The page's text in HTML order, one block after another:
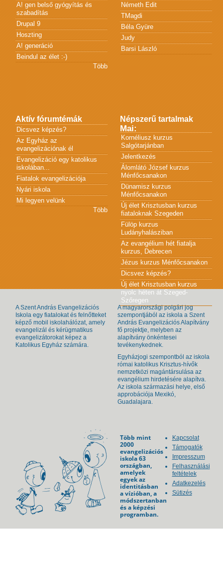
A! gen belső gyógyítás és
szabadítás
Drupal 9
Hoszting
A! generáció
Beindul az élet :-)
Több
Németh Edit
TMagdi
Béla Gyüre
Judy
Barsi László
Aktív fórumtémák
Dicsvez képzés?
Az Egyház az
evangelizációnak él
Evangelizáció egy katolikus
iskolában...
Fiatalok evangelizációja
Nyári iskola
Mi legyen velünk
Több
Népszerű tartalmak
Mai:
Kornéliusz kurzus
Salgótarjánban
Jelentkezés
Álomlátó József kurzus
Ménfőcsanakon
Dünamisz kurzus
Ménfőcsanakon
Új élet Krisztusban kurzus
fiataloknak Szegeden
Fülöp kurzus
Ludányhalásziban
Az evangélium hét fiatalja
kurzus, Debrecen
Jézus kurzus Ménfőcsanakon
Dicsvez képzés?
Új élet Krisztusban kurzus
nyolc héten át Szeged-
Szőregen
A Szent András Evangelizációs
Iskola egy fiatalokat és felnőtteket
képző mobil iskolahálózat, amely
evangelizál és kérügmatikus
evangelizátorokat képez a
Katolikus Egyház számára.
A magyarországi polgári jog
szempontjából az iskola a Szent
András Evangelizációs Alapítvány
fő projektje, melyben az
alapítvány önkéntesei
tevékenykednek.
Egyházjogi szempontból az iskola
római katolikus Krisztus-hívők
nemzetközi magántársulása az
evangélium hirdetésére alapítva.
Az iskola származási helye, első
approbációja Mexikó,
Guadalajara.
Több mint
2000
evangelizációs
iskola 63
országban,
amelyek
egyek az
identitásban
a vízióban, a
módszertanban
és a képzési
programban.
Kapcsolat
Támogatók
Impresszum
Felhasználási
feltételek
Adatkezelés
Sütizés